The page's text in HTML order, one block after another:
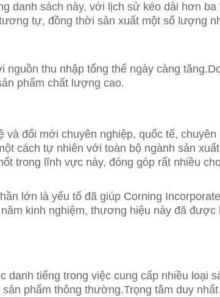
danh sách này, với lịch sử kéo dài hơn
tự, đồng thời sản xuất một số lượng
thu nhập tổng thể ngày càng
phẩm chất lượng cao.
đổi mới chuyên nghiệp, quốc tế,
cách tự nhiên với toàn bộ ngành sản
trong lĩnh vực này, đóng góp rất nhiều
lớn là yếu tố đã giúp Corning
kinh nghiệm, thương hiệu này đã được
tiếng trong việc cung cấp nhiều loại
phẩm thông thường.Trọng tâm duy